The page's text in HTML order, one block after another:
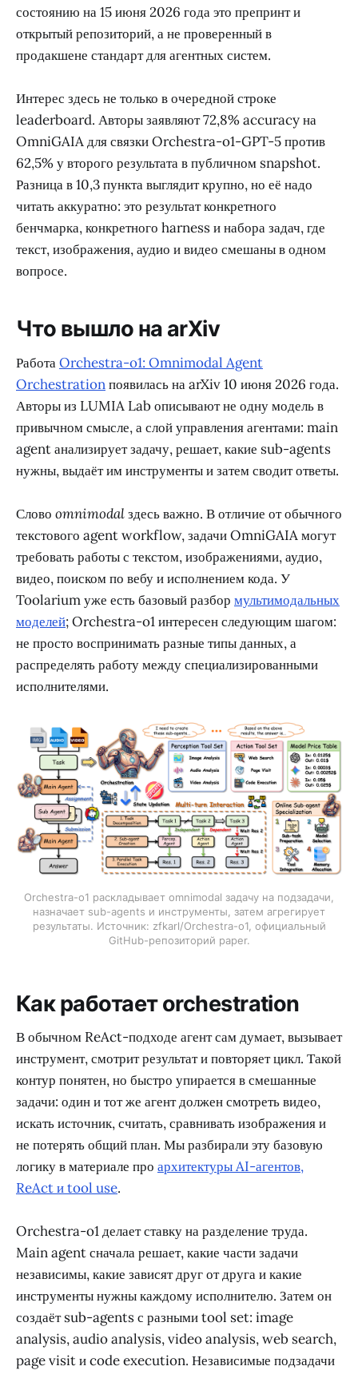
состоянию на 15 июня 2026 года это препринт и
открытый репозиторий, а не проверенный в
продакшене стандарт для агентных систем.
Интерес здесь не только в очередной строке
leaderboard. Авторы заявляют 72,8% accuracy на
OmniGAIA для связки Orchestra-o1-GPT-5 против
62,5% у второго результата в публичном snapshot.
Разница в 10,3 пункта выглядит крупно, но её надо
читать аккуратно: это результат конкретного
бенчмарка, конкретного harness и набора задач, где
текст, изображения, аудио и видео смешаны в одном
вопросе.
Что вышло на arXiv
РаботаOrchestra-o1: Omnimodal Agent
Orchestrationпоявилась на arXiv 10 июня 2026 года.
Авторы из LUMIA Lab описывают не одну модель в
привычном смысле, а слой управления агентами: main
agent анализирует задачу, решает, какие sub-agents
нужны, выдаёт им инструменты и затем сводит ответы.
Слово omnimodalздесь важно. В отличие от обычного
текстового agent workflow, задачи OmniGAIA могут
требовать работы с текстом, изображениями, аудио,
видео, поиском по вебу и исполнением кода. У
Toolarium уже есть базовый разбор мультимодальных
моделей; Orchestra-o1 интересен следующим шагом:
не просто воспринимать разные типы данных, а
распределять работу между специализированными
исполнителями.
Orchestra-o1 раскладывает omnimodal задачу на подзадачи,
назначает sub-agents и инструменты, затем агрегирует
результаты. Источник: zfkarl/Orchestra-o1, официальный
GitHub-репозиторий paper.
Как работает orchestration
В обычном ReAct-подходе агент сам думает, вызывает
инструмент, смотрит результат и повторяет цикл. Такой
контур понятен, но быстро упирается в смешанные
задачи: один и тот же агент должен смотреть видео,
искать источник, считать, сравнивать изображения и
не потерять общий план. Мы разбирали эту базовую
логику в материале про архитектуры AI-агентов,
ReAct и tool use.
Orchestra-o1 делает ставку на разделение труда.
Main agent сначала решает, какие части задачи
независимы, какие зависят друг от друга и какие
инструменты нужны каждому исполнителю. Затем он
создаёт sub-agents с разными tool set: image
analysis, audio analysis, video analysis, web search,
page visit и code execution. Независимые подзадачи